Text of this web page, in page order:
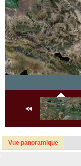
Vue panoramique